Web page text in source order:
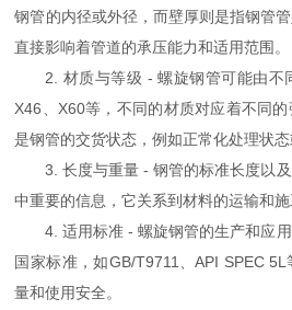
钢管的内径或外径，而壁厚则是指钢管
直接影响着管道的承压能力和适用范围。
2. 材质与等级 - 螺旋钢管可能由不
X46、X60等，不同的材质对应着不同
是钢管的交货状态，例如正常化处理状态
3. 长度与重量 - 钢管的标准长度以
中重要的信息，它关系到材料的运输和施
4. 适用标准 - 螺旋钢管的生产和应
国家标准，如GB/T9711、API SPEC
量和使用安全。